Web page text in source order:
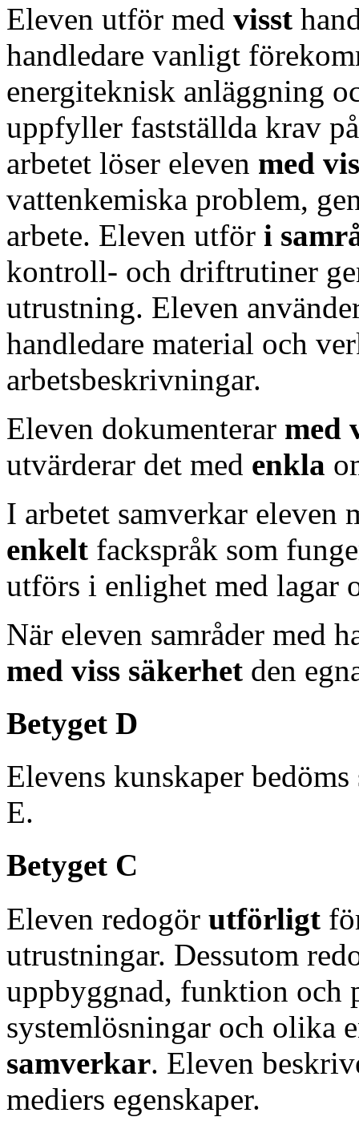
Eleven utför med visst
handledare vanligt
energiteknisk anläggning
uppfyller fastställda krav
arbetet löser eleven med
vattenkemiska problem,
arbete. Eleven utför i
kontroll- och driftrutiner
utrustning. Eleven
handledare material och
arbetsbeskrivningar.
Eleven dokumenterar med
utvärderar det med enkla
I arbetet samverkar eleven
enkelt fackspråk som
utförs i enlighet med lagar
När eleven samråder med
med viss säkerhet den
Betyget D
Elevens kunskaper
E.
Betyget C
Eleven redogör utförligt
utrustningar. Dessutom
uppbyggnad, funktion och
systemlösningar och olika
samverkar. Eleven
mediers egenskaper.